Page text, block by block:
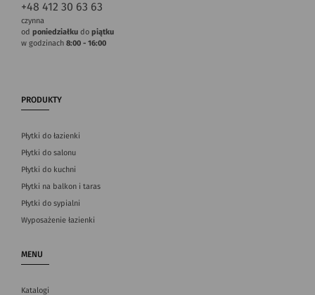
+48 412 30 63 63
czynna
od poniedziałku do piątku
w godzinach 8:00 - 16:00
PRODUKTY
Płytki do łazienki
Płytki do salonu
Płytki do kuchni
Płytki na balkon i taras
Płytki do sypialni
Wyposażenie łazienki
MENU
Katalogi